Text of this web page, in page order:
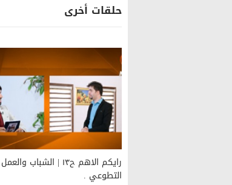
حلقات أخرى
رايكم الاهم ح١٣ | الشباب والعمل
التطوعي .